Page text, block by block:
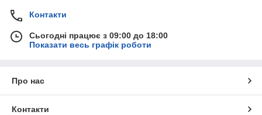
Контакти
Сьогодні працює з 09:00 до 18:00
Показати весь графік роботи
Про нас
Контакти